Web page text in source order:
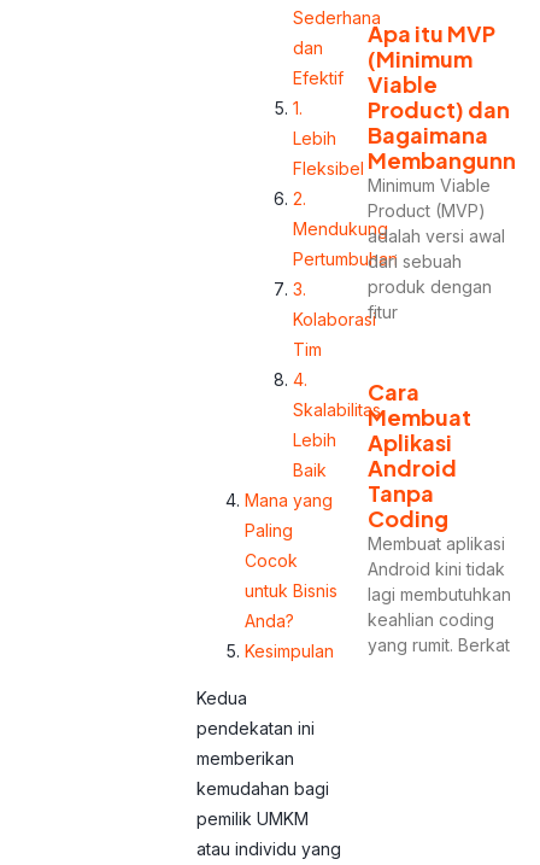
Sederhana
dan
Efektif
1.
Lebih
Fleksibel
2.
Mendukung
Pertumbuhan
3.
Kolaborasi
Tim
4.
Skalabilitas
Lebih
Baik
Mana yang
Paling
Cocok
untuk Bisnis
Anda?
Kesimpulan
Kedua
pendekatan ini
memberikan
kemudahan bagi
pemilik UMKM
atau individu yang
Apa itu MVP
(Minimum
Viable
Product) dan
Bagaimana
Minimum Viable
Product (MVP)
adalah versi awal
dari sebuah
produk dengan
fitur
Cara
Membuat
Aplikasi
Android
Tanpa
Coding
Membuat aplikasi
Android kini tidak
lagi membutuhkan
keahlian coding
yang rumit. Berkat